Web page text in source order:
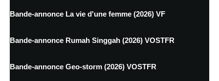
Bande-annonce La vie d'une femme (2026) VF
Bande-annonce Rumah Singgah (2026) VOSTFR
Bande-annonce Geo-storm (2026) VOSTFR